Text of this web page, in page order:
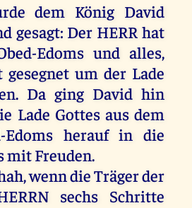
dem König David
gesagt: Der HERR hat
Edomsund alles,
gesegnet um der Lade
. Da ging David hin
Lade Gottes aus dem
herauf in die
mitFreuden.
,wenndieTrägerder
sechs Schritte